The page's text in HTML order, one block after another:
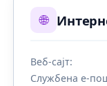
🌐
Веб-сајт:
Службена е-